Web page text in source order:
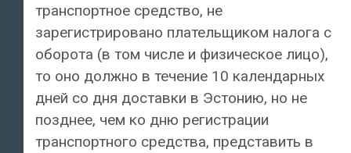
транспортное средство, не
зарегистрировано плательщиком налога с
оборота (в том числе и физическое лицо),
то оно должно в течение 10 календарных
дней со дня доставки в Эстонию, но не
позднее, чем ко дню регистрации
транспортного средства, представить в